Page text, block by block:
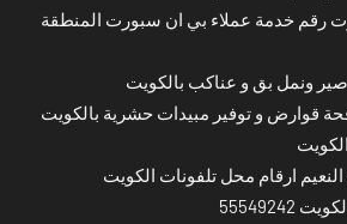
رقم خدمة عملاء بي ان سبورت المنطقة
ونمل بق و عناكب بالكويت
قوارض و توفير مبيدات حشرية بالكويت
ارقام محل تلفونات الكويت